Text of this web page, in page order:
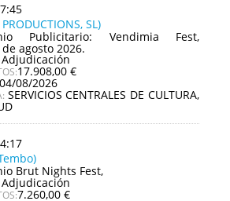
SL)
Publicitario: Vendimia Fest,
agosto 2026.
17.908,00 €
04/08/2026
SERVICIOS CENTRALES DE CULTURA,
Brut Nights Fest,
7.260,00 €